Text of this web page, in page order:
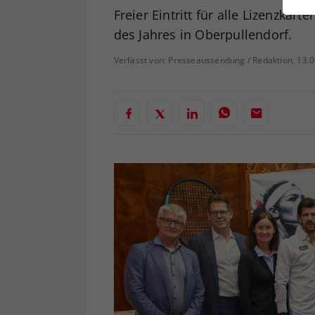
Freier Eintritt für alle
des Jahres in Oberpullendorf.
Verfasst von: Presseaussendung / Redaktion,